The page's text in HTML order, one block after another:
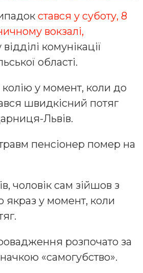
стався у суботу, 8
вокзалі,
комунікації
області.
колію у момент, коли до
швидкісний потяг
Львів.
пенсіонер помер на
чоловік сам зійшов з
якраз у момент, коли
розпочато за
«самогубство».